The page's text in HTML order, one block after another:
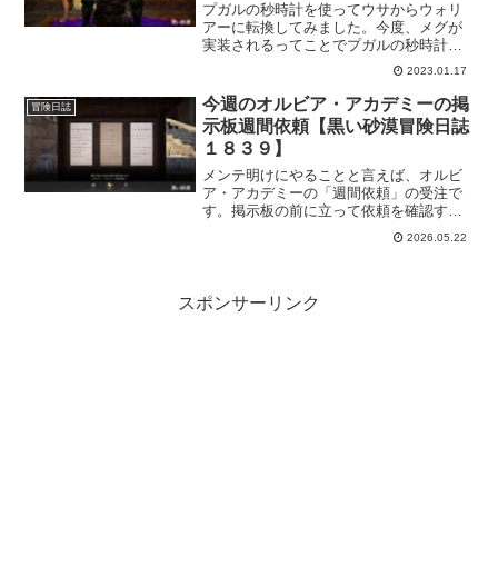
プガルの秒時計を使ってウサからウォリ
アーに転換してみました。今度、メグが
実装されるってことでプガルの秒時計が
追加支給されることを知り「これは
っ！」と思い、早速ウォリアーに転換し
ました。これで、目的の一つを達成でき
るので、ありがたく使わせてもらいます
ｗ
2023.01.17
冒険日誌
今週のオルビア・アカデミーの掲
示板週間依頼【黒い砂漠冒険日誌
１８３９】
メンテ明けにやることと言えば、オルビ
ア・アカデミーの「週間依頼」の受注で
す。掲示板の前に立って依頼を確認する
のがアニメなんかのギルド依頼みたい
で、変にワクワクしますｗそんな掲示板
2026.05.22
スポンサーリンク